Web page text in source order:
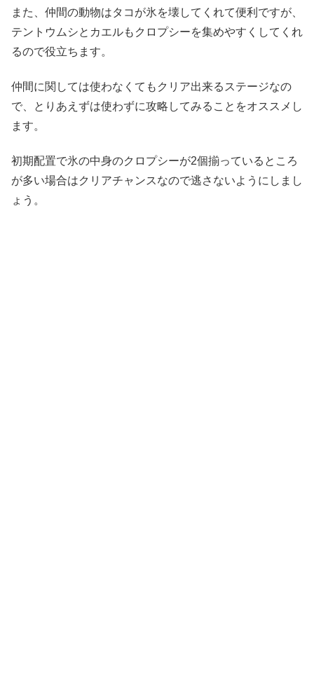
また、仲間の動物はタコが氷を壊してくれて便利ですが、
テントウムシとカエルもクロプシーを集めやすくしてくれ
るので役立ちます。
仲間に関しては使わなくてもクリア出来るステージなの
で、とりあえずは使わずに攻略してみることをオススメし
ます。
初期配置で氷の中身のクロプシーが2個揃っているところ
が多い場合はクリアチャンスなので逃さないようにしまし
ょう。